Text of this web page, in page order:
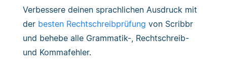
Verbessere deinen sprachlichen Ausdruck mit
der besten Rechtschreibprüfung von Scribbr
und behebe alle Grammatik-, Rechtschreib-
und Kommafehler.